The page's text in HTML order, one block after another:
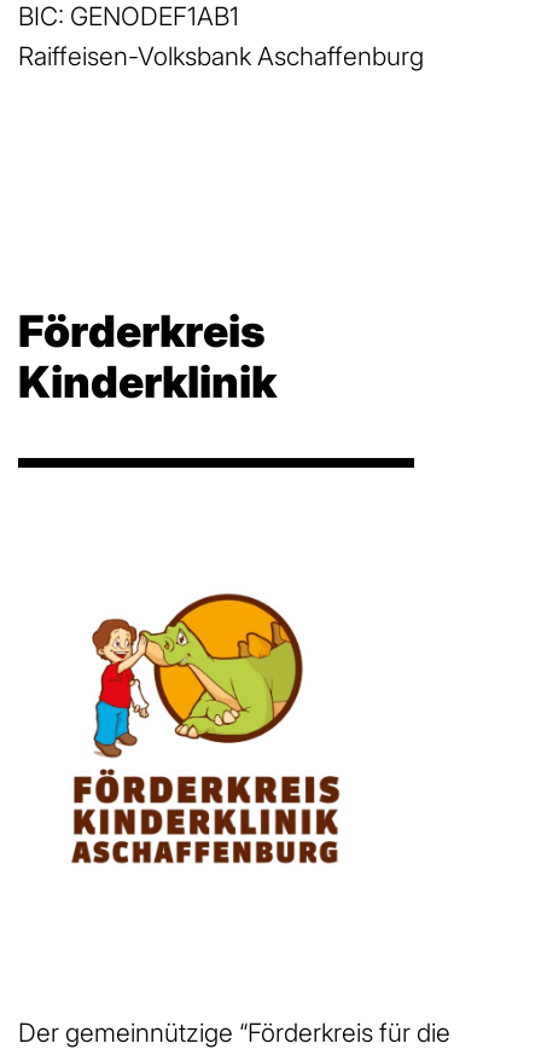
BIC: GENODEF1AB1
Raiffeisen-Volksbank Aschaffenburg
Förderkreis
Kinderklinik
Der gemeinnützige “Förderkreis für die